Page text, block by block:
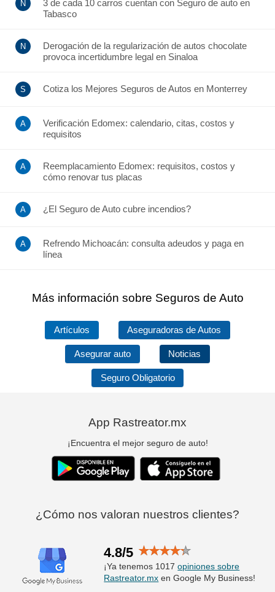
3 de cada 10 carros cuentan con Seguro de auto en
Tabasco
Derogación de la regularización de autos chocolate
provoca incertidumbre legal en Sinaloa
Cotiza los Mejores Seguros de Autos en Monterrey
Verificación Edomex: calendario, citas, costos y
requisitos
Reemplacamiento Edomex: requisitos, costos y
cómo renovar tus placas
¿El Seguro de Auto cubre incendios?
Refrendo Michoacán: consulta adeudos y paga en
línea
Más información sobre Seguros de Auto
Artículos Aseguradoras de Autos
Asegurar auto Noticias
Seguro Obligatorio
App Rastreator.mx
¡Encuentra el mejor seguro de auto!
¿Cómo nos valoran nuestros clientes?
4.8/5
¡Ya tenemos 1017opiniones sobre
Rastreator.mx en Google My Business!